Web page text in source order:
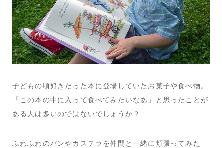
子どもの頃好きだった本に登場していたお菓子や食べ物。
「この本の中に入って食べてみたいなあ」と思ったことが
ある人は多いのではないでしょうか？
ふわふわのパンやカステラを仲間と一緒に頬張ってみた